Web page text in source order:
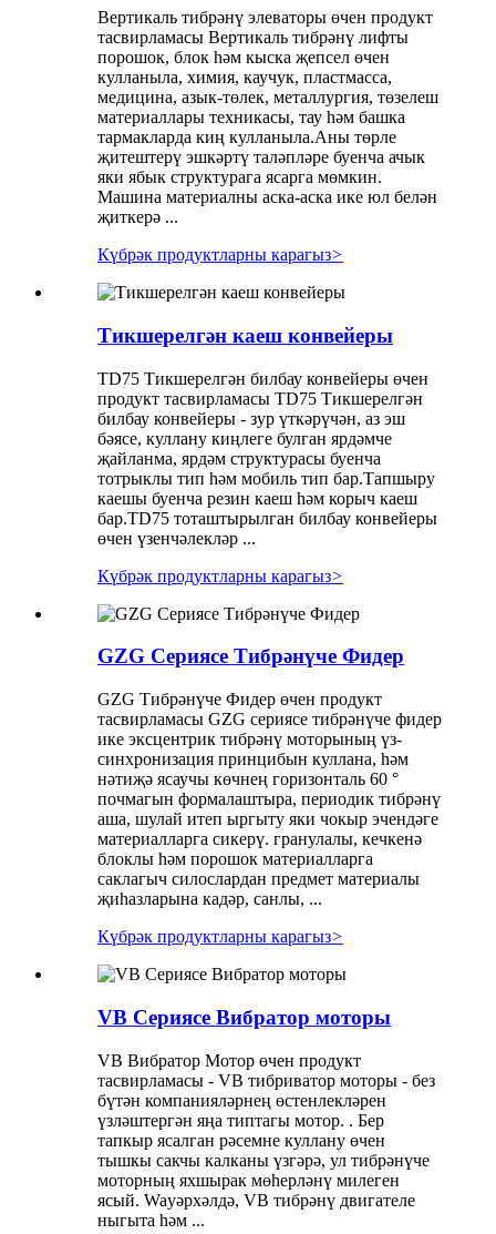
Вертикаль тибрәнү элеваторы өчен продукт
тасвирламасы Вертикаль тибрәнү лифты
порошок, блок һәм кыска җепсел өчен
кулланыла, химия, каучук, пластмасса,
медицина, азык-төлек, металлургия, төзелеш
материаллары техникасы, тау һәм башка
тармакларда киң кулланыла.Аны төрле
җитештерү эшкәртү таләпләре буенча ачык
яки ябык структурага ясарга мөмкин.
Машина материалны аска-аска ике юл белән
җиткерә ...
Күбрәк продуктларны карагыз>
Тикшерелгән каеш конвейеры
TD75 Тикшерелгән билбау конвейеры өчен
продукт тасвирламасы TD75 Тикшерелгән
билбау конвейеры - зур үткәрүчән, аз эш
бәясе, куллану киңлеге булган ярдәмче
җайланма, ярдәм структурасы буенча
тотрыклы тип һәм мобиль тип бар.Тапшыру
каешы буенча резин каеш һәм корыч каеш
бар.TD75 тоташтырылган билбау конвейеры
өчен үзенчәлекләр ...
Күбрәк продуктларны карагыз>
GZG Сериясе Тибрәнүче Фидер
GZG Тибрәнүче Фидер өчен продукт
тасвирламасы GZG сериясе тибрәнүче фидер
ике эксцентрик тибрәнү моторының үз-
синхронизация принцибын куллана, һәм
нәтиҗә ясаучы көчнең горизонталь 60 °
почмагын формалаштыра, периодик тибрәнү
аша, шулай итеп ыргыту яки чокыр эчендәге
материалларга сикерү. гранулалы, кечкенә
блоклы һәм порошок материалларга
саклагыч силослардан предмет материалы
җиһазларына кадәр, санлы, ...
Күбрәк продуктларны карагыз>
VB Сериясе Вибратор моторы
VB Вибратор Мотор өчен продукт
тасвирламасы - VB тибриватор моторы - без
бүтән компанияләрнең өстенлекләрен
үзләштергән яңа типтагы мотор. . Бер
тапкыр ясалган рәсемне куллану өчен
тышкы сакчы калканы үзгәрә, ул тибрәнүче
моторның яхшырак мөһерләнү милеген
ясый. Wayәрхәлдә, VB тибрәнү двигателе
ныгыта һәм ...